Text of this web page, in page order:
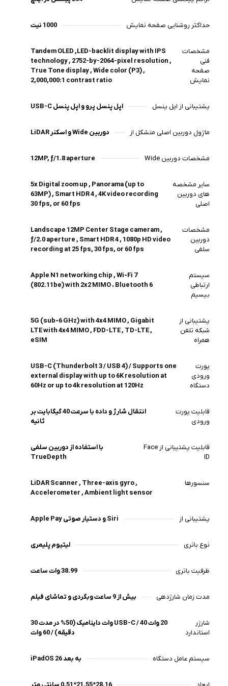
حداکثر روشنایی صفحه نمایش 1000 نیت
مشخصات
فنی
صفحه
نمایش
Tandem OLED ,LED-backlit display with IPS
technology , 2752-by-2064-pixel resolution ,
True Tone display , Wide color (P3) ,
2,000,000:1 contrast ratio
پشتیبانی از اپل پنسل اپل پنسل پرو و اپل پنسل USB-C
ماژول دوربین اصلی متشکل از دوربین Wide و اسکنر LiDAR
مشخصات دوربین Wide 12MP, ƒ/1.8 aperture
سایر مشخصه
های دوربین
اصلی
5x Digital zoom up , Panorama (up to
63MP) , Smart HDR 4 , 4K video recording
30 fps, or 60 fps
مشخصات
دوربین
سلفی
Landscape 12MP Center Stage cameram ,
ƒ/2.0 aperture , Smart HDR 4 , 1080p HD video
recording at 25 fps, 30 fps, or 60 fps
سیستم
ارتباطی
بیسیم
Apple N1 networking chip , Wi‑Fi 7
(802.11be) with 2x2 MIMO ، Bluetooth 6
پشتیبانی از
شبکه تلفن
همراه
5G (sub‑6 GHz) with 4x4 MIMO , Gigabit
LTE with 4x4 MIMO , FDD-LTE , TD-LTE ,
eSIM
پورت
ورودی
دستگاه
USB-C (Thunderbolt 3 / USB 4) / Supports one
external display with up to 6K resolution at
60Hz or up to 4k resolution at 120Hz
قابلیت پورت
ورودی
انتقال شارژ و داده با سرعت 40 گیگابایت بر
ثانیه
قابلیت پشتیبانی از Face
ID
با استفاده از دوربین سلفی
TrueDepth
سنسورها
LiDAR Scanner , Three-axis gyro ,
Accelerometer , Ambient light sensor
پشتیبانی از Apple Pay و دستیار صوتی Siri
نوع باتری لیتیوم پلیمری
ظرفیت باتری 38.99 وات ساعت
مدت زمان شارژدهی بیش از 9 ساعت وبگردی و تماشای فیلم
شارژر
استاندارد
20 وات USB-C / 40 وات داینامیک (50% در مدت 30
دقیقه) / 60 وات
سیستم عامل دستگاه iPadOS 26 به بعد